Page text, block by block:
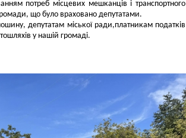
потреб місцевих мешканців і транспортного
що було враховано депутатами.
депутатам міської ради,платникам податків
у нашій громаді.